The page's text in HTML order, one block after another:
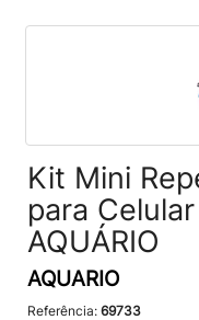
Kit Mini
para
AQUÁRIO
AQUARIO
Referência: 69733